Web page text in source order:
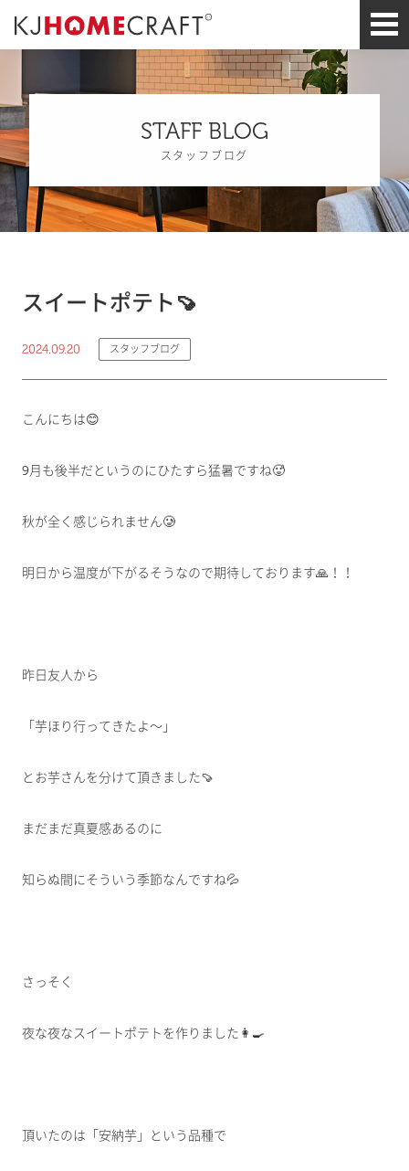
STAFF BLOG
スタッフブログ
スイートポテト🍠
2024.09.20 スタッフブログ
こんにちは😊
9月も後半だというのにひたすら猛暑ですね🥵
秋が全く感じられません🥲
明日から温度が下がるそうなので期待しております🙏！！
昨日友人から
「芋ほり行ってきたよ～」
とお芋さんを分けて頂きました🍠
まだまだ真夏感あるのに
知らぬ間にそういう季節なんですね💦
さっそく
夜な夜なスイートポテトを作りました👩‍🍳
頂いたのは「安納芋」という品種で